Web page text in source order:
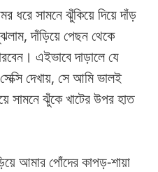
ধরে সামনে ঝুঁকিয়ে দিয়ে দাঁড়
দাঁড়িয়ে পেছন থেকে
এইভাবে দাড়ালে যে
দেখায়, সে আমি ভালই
সামনে ঝুঁকে খাটের উপর হাত
আমার পোঁদের কাপড়-শায়া